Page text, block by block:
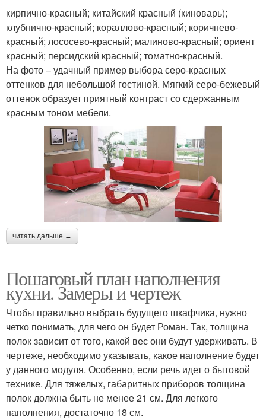
кирпично-красный; китайский красный (киноварь);
клубнично-красный; кораллово-красный; коричнево-
красный; лососево-красный; малиново-красный; ориент
красный; персидский красный; томатно-красный.
На фото – удачный пример выбора серо-красных
оттенков для небольшой гостиной. Мягкий серо-бежевый
оттенок образует приятный контраст со сдержанным
красным тоном мебели.
читать дальше →
Пошаговый план наполнения
кухни. Замеры и чертеж
Чтобы правильно выбрать будущего шкафчика, нужно
четко понимать, для чего он будет Роман. Так, толщина
полок зависит от того, какой вес они будут удерживать. В
чертеже, необходимо указывать, какое наполнение будет
у данного модуля. Особенно, если речь идет о бытовой
технике. Для тяжелых, габаритных приборов толщина
полок должна быть не менее 21 см. Для легкого
наполнения, достаточно 18 см.